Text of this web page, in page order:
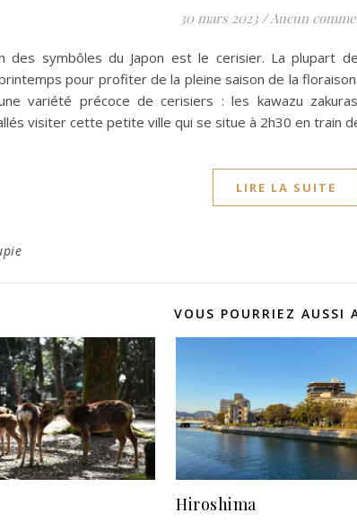
30 mars 2023 /Aucun
des symbôles du Japon est le cerisier. La plupart
pour profiter de la pleine saison de la
variété précoce de cerisiers : les kawazu
visiter cette petite ville qui se situe à 2h30 en train
LIRE LA SUITE
VOUS POURRIEZ AUSSI
Hiroshima